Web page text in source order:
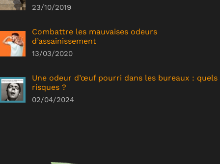
23/10/2019
Combattre les mauvaises odeurs
d’assainissement
13/03/2020
Une odeur d’œuf pourri dans les bureaux : quels
risques ?
02/04/2024